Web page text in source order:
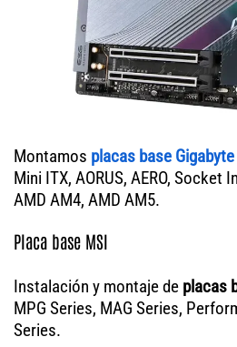
Montamos placas base Gigabyte
Mini ITX, AORUS, AERO, Socket
AMD AM4, AMD AM5.
Placa base MSI
Instalación y montaje de placas
MPG Series, MAG Series,
Series.